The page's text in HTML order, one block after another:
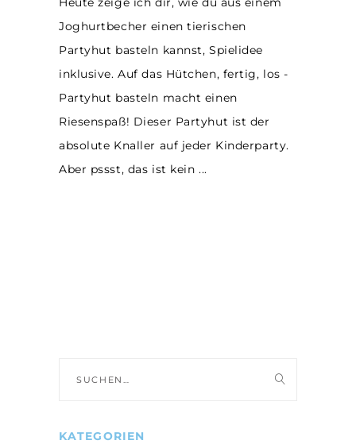
Joghurtbecher einen tierischen
Partyhut basteln kannst, Spielidee
inklusive. Auf das Hütchen, fertig, los -
Partyhut basteln macht einen
Riesenspaß! Dieser Partyhut ist der
absolute Knaller auf jeder Kinderparty.
Aber pssst, das ist kein
nach:
KATEGORIEN